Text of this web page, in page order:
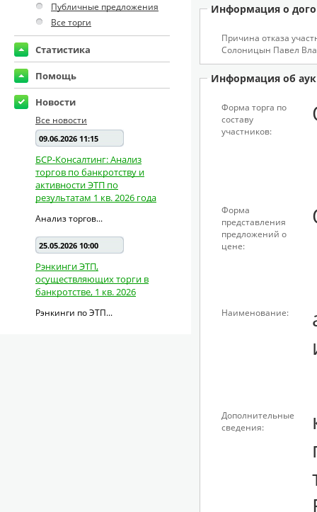
Публичные предложения
Все торги
Статистика
Помощь
Новости
Все новости
09.06.2026 11:15
БСР-Консалтинг: Анализ
торгов по банкротству и
активности ЭТП по
результатам 1 кв. 2026 года
Анализ торгов...
25.05.2026 10:00
Рэнкинги ЭТП,
осуществляющих торги в
банкротстве, 1 кв. 2026
Рэнкинги по ЭТП...
Информация о
Причина отказа
Солоницын Павел
Информация об
Форма торга по
составу
участников:
Форма
представления
предложений о
цене:
Наименование:
Дополнительные
сведения: